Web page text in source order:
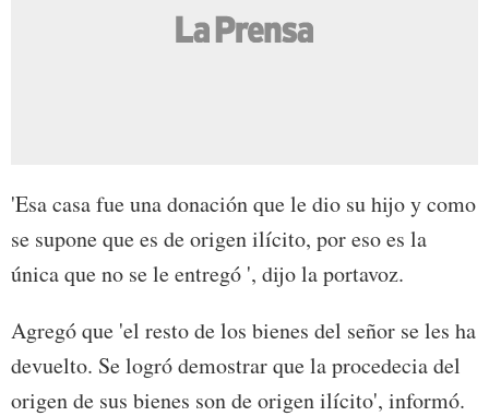
'Esa casa fue una donación que le dio su hijo y como
se supone que es de origen ilícito, por eso es la
única que no se le entregó ', dijo la portavoz.
Agregó que 'el resto de los bienes del señor se les ha
devuelto. Se logró demostrar que la procedecia del
origen de sus bienes son de origen ilícito', informó.